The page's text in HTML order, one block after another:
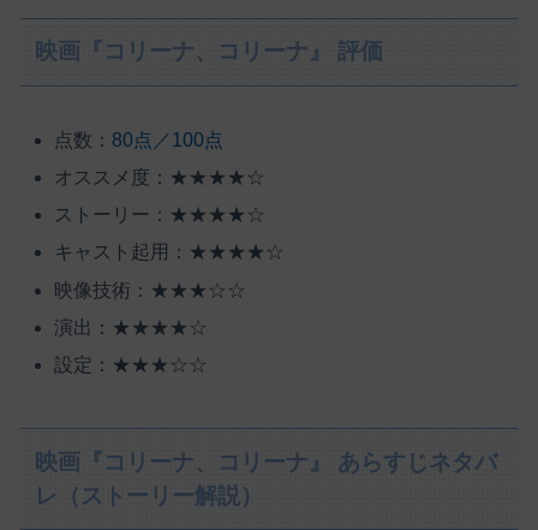
映画『コリーナ、コリーナ』 評価
点数： 80点／100点
オススメ度：★★★★☆
ストーリー：★★★★☆
キャスト起用：★★★★☆
映像技術：★★★☆☆
演出：★★★★☆
設定：★★★☆☆
映画『コリーナ、コリーナ』 あらすじネタバ
レ（ストーリー解説）